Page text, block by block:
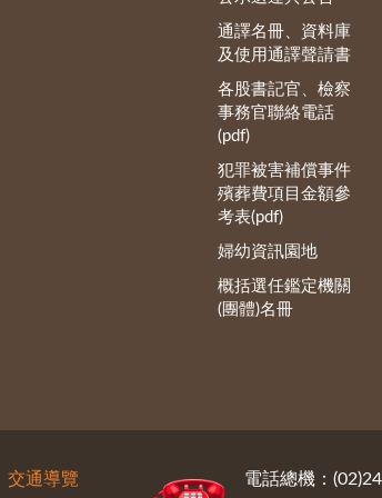
通譯名冊、資料庫
及使用通譯聲請書
各股書記官、檢察
事務官聯絡電話
(pdf)
犯罪被害補償事件
殯葬費項目金額參
考表(pdf)
婦幼資訊園地
概括選任鑑定機關
(團體)名冊
交通導覽 電話總機：